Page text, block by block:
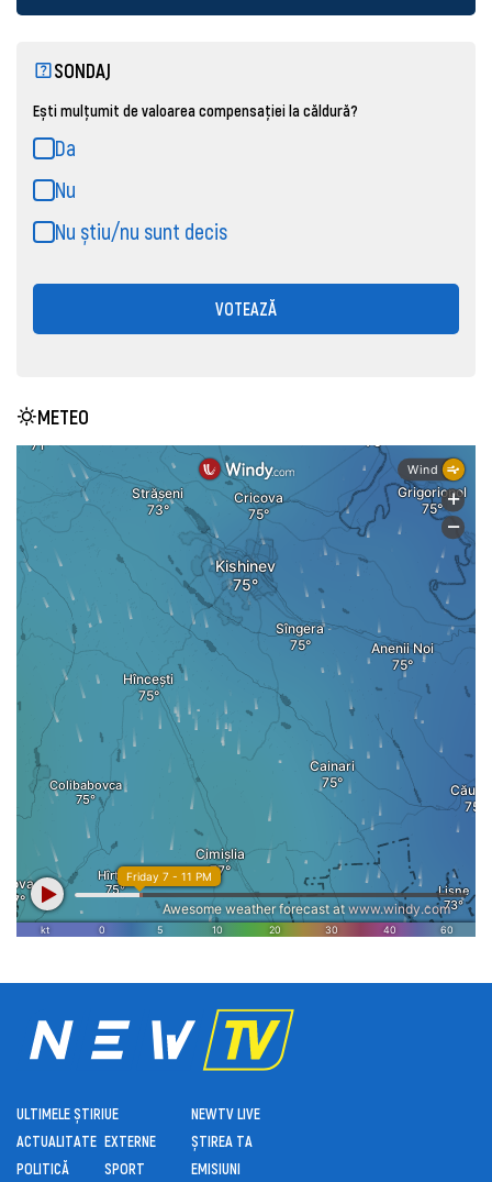
SONDAJ
Ești mulțumit de valoarea compensației la căldură?
Da
Nu
Nu știu/nu sunt decis
VOTEAZĂ
METEO
ULTIMELE ȘTIRI
ACTUALITATE
POLITICĂ
UE
EXTERNE
SPORT
NEWTV LIVE
ȘTIREA TA
EMISIUNI